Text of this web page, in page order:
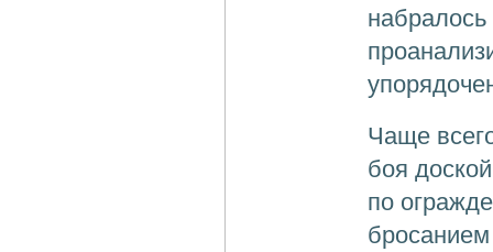
Чаще
боя
по